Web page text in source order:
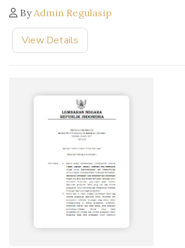
By Admin Regulasip
View Details